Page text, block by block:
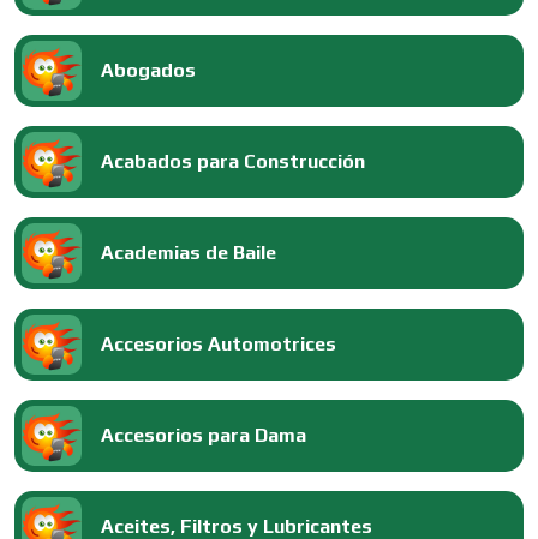
Abogados
Acabados para Construcción
Academias de Baile
Accesorios Automotrices
Accesorios para Dama
Aceites, Filtros y Lubricantes